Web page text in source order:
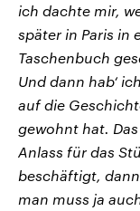
ich dachte mir,
später in Paris in
Taschenbuch
Und dann hab‘
auf die
gewohnt hat.
Anlass für das
beschäftigt, dann
man muss ja